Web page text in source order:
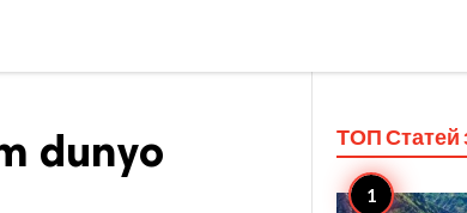
dunyo
ТОП Статей